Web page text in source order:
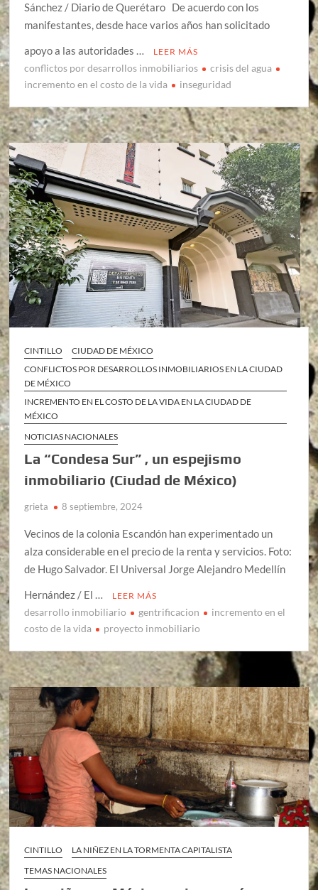
Sánchez / Diario de Querétaro De acuerdo con los
manifestantes, desde hace varios años han solicitado
apoyo a las autoridades …
LEER MÁS
conflictos por desarrollos inmobiliarios
crisis del agua
incremento en el costo de la vida
inseguridad
CINTILLO
CIUDAD DE MÉXICO
CONFLICTOS POR DESARROLLOS INMOBILIARIOS EN LA CIUDAD
DE MÉXICO
INCREMENTO EN EL COSTO DE LA VIDA EN LA CIUDAD DE
MÉXICO
NOTICIAS NACIONALES
La “Condesa Sur” , un espejismo
inmobiliario (Ciudad de México)
grieta 8 septiembre, 2024
Vecinos de la colonia Escandón han experimentado un
alza considerable en el precio de la renta y servicios. Foto:
de Hugo Salvador. El Universal Jorge Alejandro Medellín
Hernández / El …
LEER MÁS
desarrollo inmobiliario gentrificacion
incremento en el
costo de la vida
proyecto inmobiliario
CINTILLO
LA NIÑEZ EN LA TORMENTA CAPITALISTA
TEMAS NACIONALES